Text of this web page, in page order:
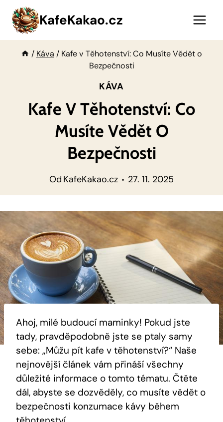
Přeskočit
obsah
KafeKakao.cz
/ Káva / Kafe v Těhotenství: Co Musíte Vědět o
Bezpečnosti
KÁVA
Kafe V Těhotenství: Co
Musíte Vědět O
Bezpečnosti
Od KafeKakao.cz 27. 11. 2025
Ahoj, milé budoucí maminky!‍ Pokud ⁣jste
tady, pravděpodobně jste ‌se ‌ptaly‌ samy
sebe: „Můžu pít kafe v těhotenství?“ Naše
nejnovější‌ článek‍ vám ⁢přináší všechny
důležité ⁤informace o tomto tématu. Čtěte
dál,⁤ abyste ‍se dozvěděly, co musíte vědět o
bezpečnosti konzumace kávy během